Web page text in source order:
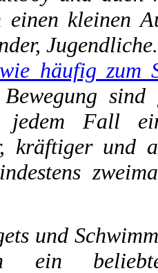
kleinen
häufig zum
jedem Fall
kräftiger und
und
beliebtes